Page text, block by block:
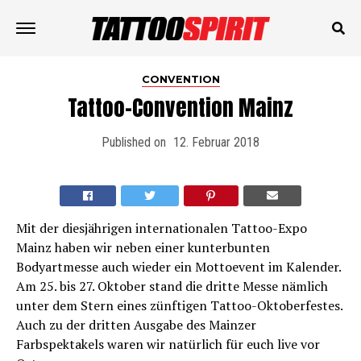
CONVENTION
Tattoo-Convention Mainz
Published on 12. Februar 2018
Mit der diesjährigen internationalen Tattoo-Expo
Mainz haben wir neben einer kunterbunten
Bodyartmesse auch wieder ein Mottoevent im Kalender.
Am 25. bis 27. Oktober stand die dritte Messe nämlich
unter dem Stern eines zünftigen Tattoo-Oktoberfestes.
Auch zu der dritten Ausgabe des Mainzer
Farbspektakels waren wir natürlich für euch live vor